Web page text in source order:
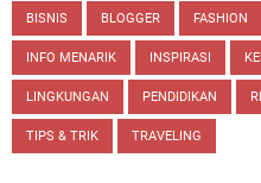
BISNIS BLOGGER FASHION
INFO MENARIK INSPIRASI
LINGKUNGAN PENDIDIKAN
TIPS & TRIK TRAVELING